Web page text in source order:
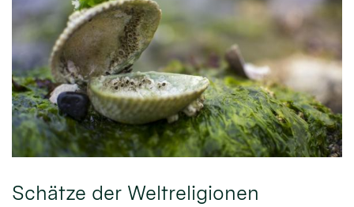
Schätze der Weltreligionen